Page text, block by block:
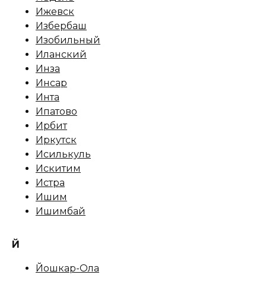
Ижевск
Избербаш
Изобильный
Иланский
Инза
Инсар
Инта
Ипатово
Ирбит
Иркутск
Исилькуль
Искитим
Истра
Ишим
Ишимбай
Й
Йошкар-Ола